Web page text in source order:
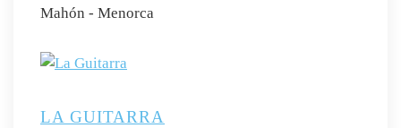
Mahón - Menorca
LA GUITARRA